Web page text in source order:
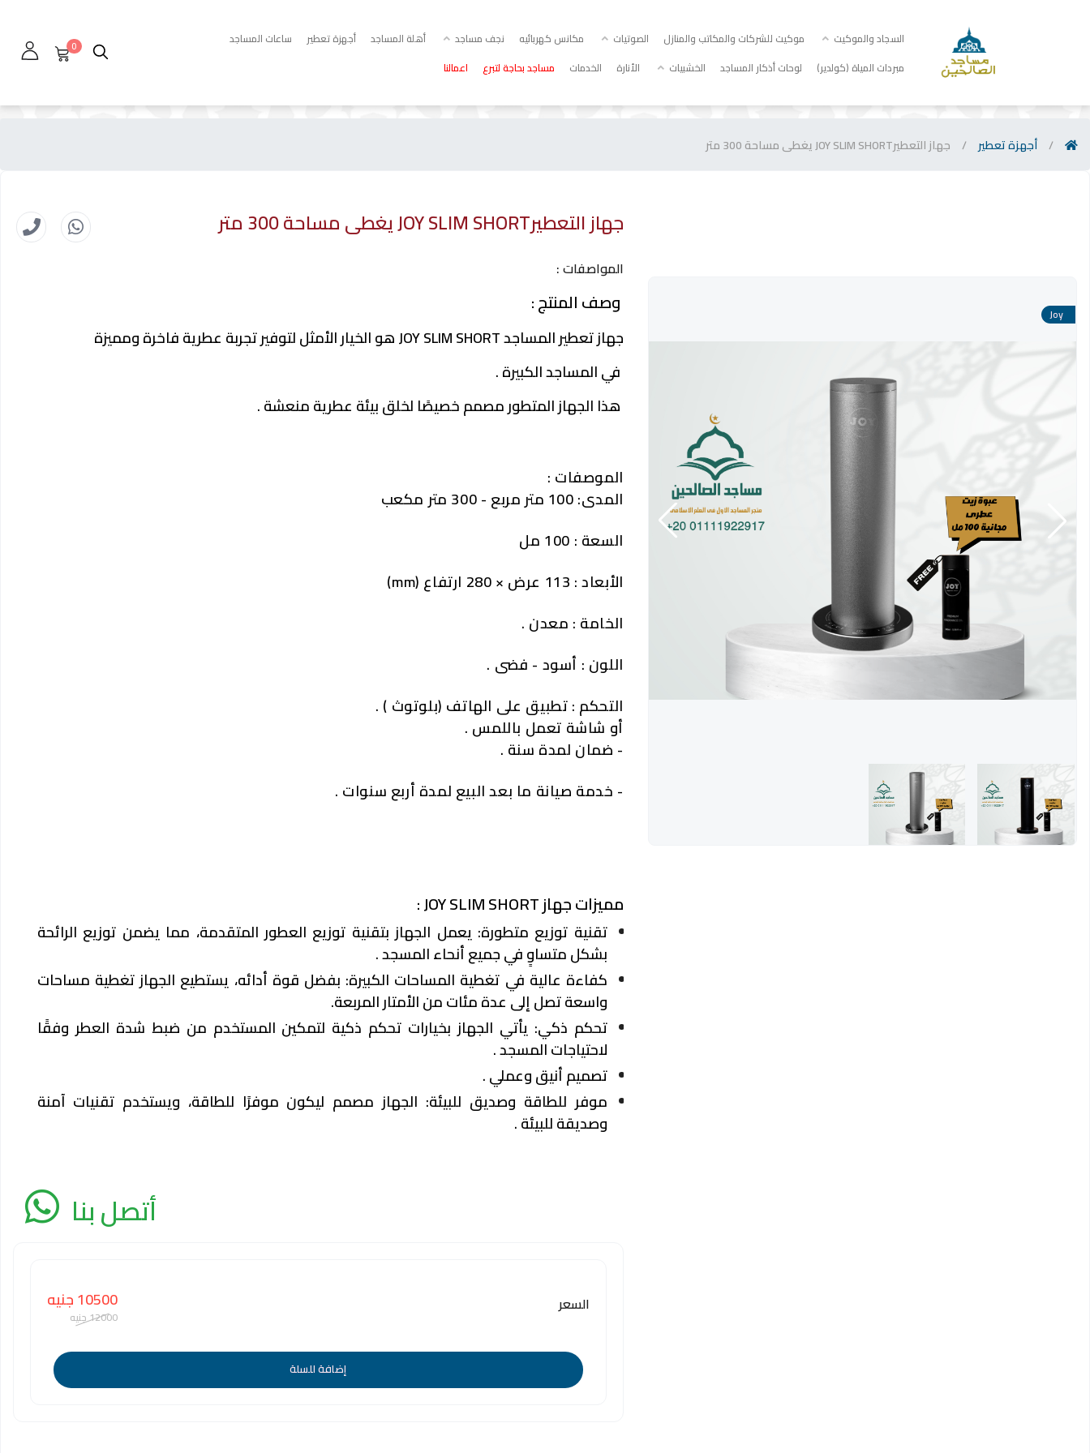
السجاد والموكيت موكيت للشركات والمكاتب والمنازل الصوتيات مكانس كهربائيه نجف مساجد أهلة المساجد أجهزة تعطير
ساعات المساجد
مبردات المياة (كولدير)
لوحات أذكار المساجد الخشبيات الأنارة الخدمات مساجد بحاجة لتبرع اعمالنا
0
/ أجهزة تعطير / جهاز التعطيرJOY SLIM SHORT يغطى مساحة 300 متر
Joy
Joy
جهاز التعطيرJOY SLIM SHORT يغطى مساحة 300 متر
المواصفات :
وصف المنتج :
جهاز تعطير المساجد JOY SLIM SHORT هو الخيار الأمثل لتوفير تجربة عطرية فاخرة ومميزة
في المساجد الكبيرة .
هذا الجهاز المتطور مصمم خصيصًا لخلق بيئة عطرية منعشة .
الموصفات :
المدى:
السعة : 100 مل
الأبعاد: 113 عرض × 280 ارتفاع (mm)
الخامة : معدن .
اللون : أسود - فضى .
التحكم : تطبيق على الهاتف (بلوتوث ) .
أو شاشة تعمل باللمس .
- ضمان لمدة سنة .
- خدمة صيانة ما بعد البيع لمدة أربع سنوات .
مميزات جهاز JOY SLIM SHORT :
تقنية توزيع متطورة: يعمل الجهاز بتقنية توزيع العطور المتقدمة، مما يضمن توزيع الرائحة
بشكل متساوٍ في جميع أنحاء المسجد .
كفاءة عالية في تغطية المساحات الكبيرة: بفضل قوة أدائه، يستطيع الجهاز تغطية مساحات
واسعة تصل إلى عدة مئات من الأمتار المربعة.
تحكم ذكي: يأتي الجهاز بخيارات تحكم ذكية لتمكين المستخدم من ضبط شدة العطر وفقًا
لاحتياجات المسجد .
تصميم أنيق وعملي .
موفر للطاقة وصديق للبيئة: الجهاز مصمم ليكون موفرًا للطاقة، ويستخدم تقنيات آمنة
وصديقة للبيئة .
أتصل بنا
السعر 10500 جنيه
12000 جنيه
إضافة للسلة